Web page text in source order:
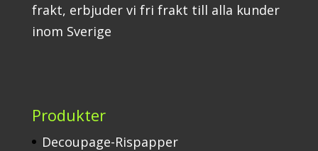
frakt, erbjuder vi fri frakt till alla kunder
inom Sverige
Produkter
Decoupage-Rispapper